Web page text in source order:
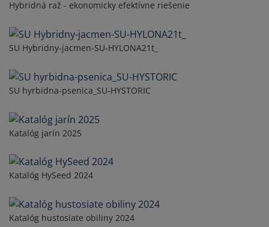
Hybridná raž - ekonomicky efektívne riešenie
SU Hybridny-jacmen-SU-HYLONA21t_
SU hyrbidna-psenica_SU-HYSTORIC
Katalóg jarín 2025
Katalóg HySeed 2024
Katalóg hustosiate obiliny 2024